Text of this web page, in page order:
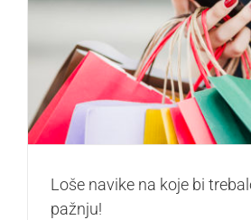
Loše navike na koje bi trebalo
Saveti
Loše navike na koje bi
pažnju!